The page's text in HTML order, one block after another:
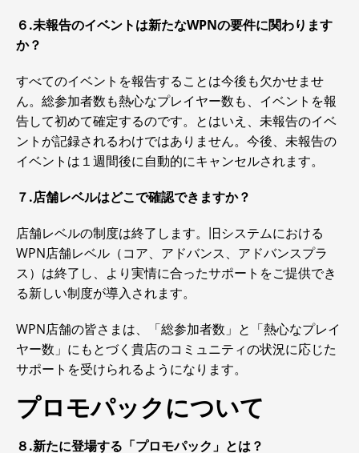
６.未報告のイベントは新たなWPNの要件に関わります
か？
すべてのイベントを報告することは今後も欠かせませ
ん。総参加者数も熱心なプレイヤー数も、イベントを報
告して初めて確定するのです。とはいえ、未報告のイベ
ントが記録されるわけではありません。今後、未報告の
イベントは１週間後に自動的にキャンセルされます。
７.店舗レベルはどこで確認できますか？
店舗レベルの制度は終了します。旧システムにおける
WPN店舗レベル（コア、アドバンス、アドバンスプラ
ス）は終了し、より実情に合ったサポートをご提供でき
る新しい制度が導入されます。
WPN店舗の皆さまは、「総参加者数」と「熱心なプレイ
ヤー数」にもとづく貴店のコミュニティの状況に応じた
サポートを受けられるようになります。
プロモパックについて
８.新たに登場する「プロモパック」とは？